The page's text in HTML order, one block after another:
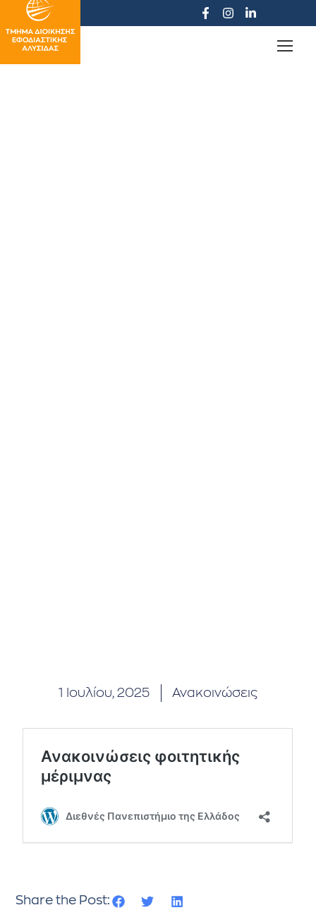
1 Ιουλίου, 2025 Ανακοινώσεις
Share the Post: